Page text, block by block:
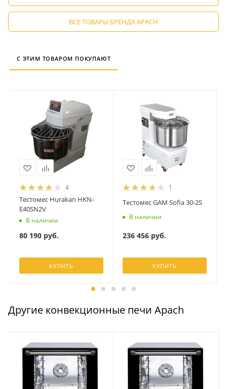
ВСЕ ТОВАРЫ БРЕНДА APACH
С ЭТИМ ТОВАРОМ ПОКУПАЮТ
4
Тестомес Hurakan HKN-
E40SN2V
В наличии
80 190руб.
КУПИТЬ
1
Тестомес GAM Sofia 30-2S
В наличии
236 456руб.
КУПИТЬ
Другие конвекционные печи Apach